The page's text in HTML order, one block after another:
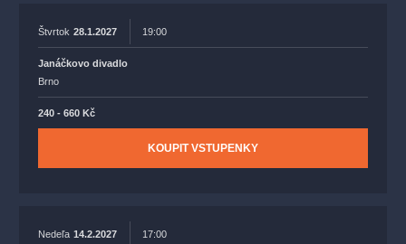
Štvrtok 28.1.2027 19:00
Janáčkovo divadlo
Brno
240 - 660 Kč
KOUPIT VSTUPENKY
Nedeľa 14.2.2027 17:00